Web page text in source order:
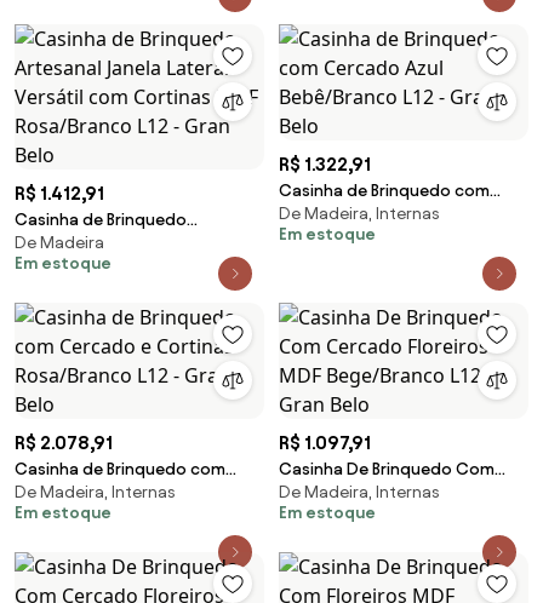
Amarelo/Branco L12 - Gran Belo
R$ 1.412,91
Casinha de Brinquedo
Artesanal Janela Lateral Versátil
com Cortinas MDF Rosa/Branco
De Madeira
Em estoque
R$ 1.322,91
Casinha de Brinquedo com
Cercado Azul Bebê/Branco L12 -
Gran Belo
De Madeira, Internas
Em estoque
R$ 2.078,91
Casinha de Brinquedo com
Cercado e Cortinas
Rosa/Branco L12 - Gran Belo
De Madeira, Internas
Em estoque
R$ 1.097,91
Casinha De Brinquedo Com
Cercado Floreiros MDF
Bege/Branco L12 - Gran Belo
De Madeira, Internas
Em estoque